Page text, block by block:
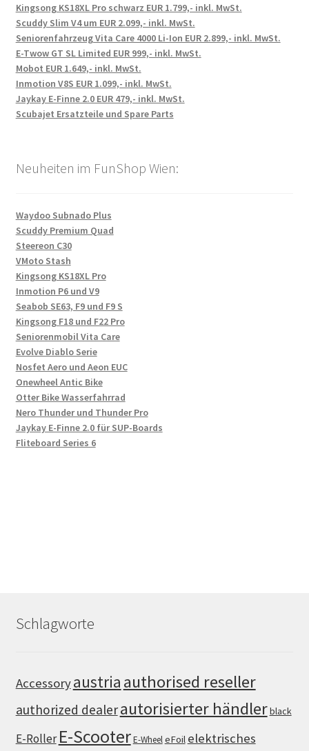
Kingsong KS18XL Pro schwarz EUR 1.799,- inkl. MwSt.
Scuddy Slim V4 um EUR 2.099,- inkl. MwSt.
Seniorenfahrzeug Vita Care 4000 Li-Ion EUR 2.899,- inkl. MwSt.
E-Twow GT SL Limited EUR 999,- inkl. MwSt.
Mobot EUR 1.649,- inkl. MwSt.
Inmotion V8S EUR 1.099,- inkl. MwSt.
Jaykay E-Finne 2.0 EUR 479,- inkl. MwSt.
Scubajet Ersatzteile und Spare Parts
Neuheiten im FunShop Wien:
Waydoo Subnado Plus
Scuddy Premium Quad
Steereon C30
VMoto Stash
Kingsong KS18XL Pro
Inmotion P6 und V9
Seabob SE63, F9 und F9 S
Kingsong F18 und F22 Pro
Seniorenmobil Vita Care
Evolve Diablo Serie
Nosfet Aero und Aeon EUC
Onewheel Antic Bike
Otter Bike Wasserfahrrad
Nero Thunder und Thunder Pro
Jaykay E-Finne 2.0 für SUP-Boards
Fliteboard Series 6
Schlagworte
Accessoryaustria authorised reseller
authorized dealerautorisierter händlerblack
E-Roller E-ScooterE-WheeleFoil elektrisches